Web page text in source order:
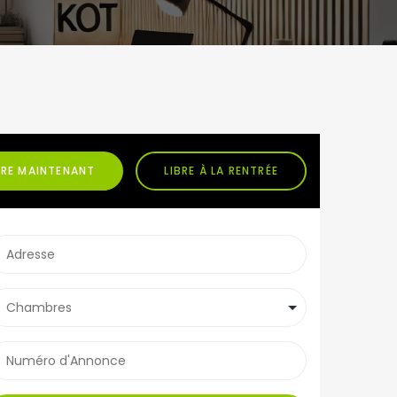
MAINTENANT LIBRE À LA RENTRÉE